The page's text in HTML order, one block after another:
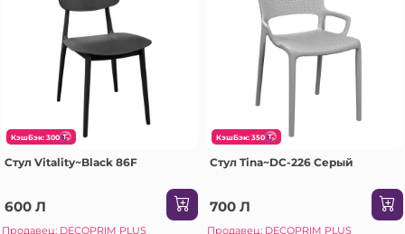
КэшБэк: 300
Стул Vitality~Black 86F
600 Л
Продавец: DECOPRIM PLUS
КэшБэк: 350
Стул Tina~DC-226 Серый
700 Л
Продавец: DECOPRIM PLUS